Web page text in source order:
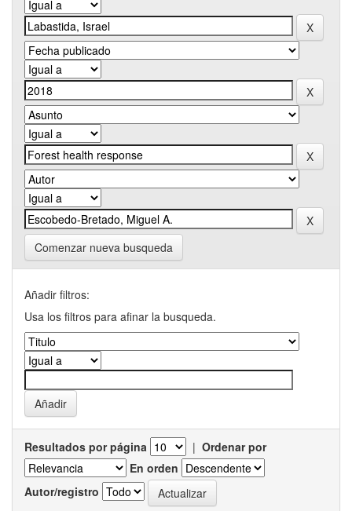
Comenzar nueva busqueda
Añadir filtros:
Usa los filtros para afinar la busqueda.
Resultados por página | Ordenar por
En orden
Autor/registro